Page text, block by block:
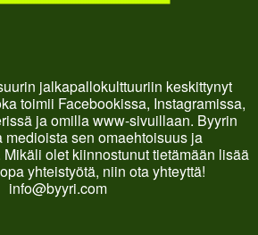
jalkapallokulttuuriin keskittynyt
toimii Facebookissa, Instagramissa,
ja omilla www-sivuillaan. Byyrin
medioista sen omaehtoisuus ja
olet kiinnostunut tietämään lisää
yhteistyötä, niin ota yhteyttä!
info@byyri.com